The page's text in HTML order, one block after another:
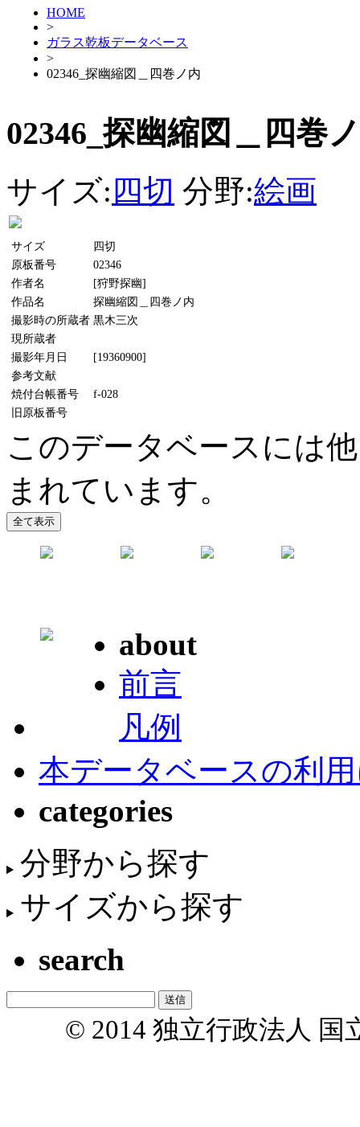
HOME
>
ガラス乾板データベース
>
02346_探幽縮図＿四巻ノ内
02346_探幽縮図＿四巻
サイズ: 四切 分野:絵画
サイズ
四切
原板番号
02346
作者名
[狩野探幽]
作品名
探幽縮図＿四巻ノ内
撮影時の所蔵者 黒木三次
現所蔵者
撮影年月日
[19360900]
参考文献
焼付台帳番号
f-028
旧原板番号
このデータベースには
まれています。
about
前言
凡例
本データベースの利
categories
分野から探す
サイズから探す
search
© 2014 独立行政法人 国